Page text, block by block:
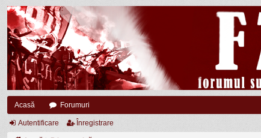
Acasă Forumuri
Autentificare Înregistrare